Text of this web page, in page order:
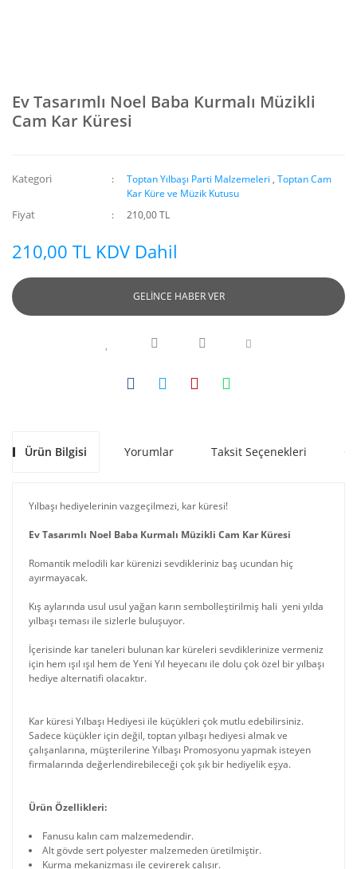
Ev Tasarımlı Noel Baba Kurmalı Müzikli
Cam Kar Küresi
Kategori Toptan Yılbaşı Parti Malzemeleri ,Toptan Cam
Kar Küre ve Müzik Kutusu
Fiyat 210,00 TL
210,00 TL KDV Dahil
GELİNCE HABER VER
Ürün Bilgisi Yorumlar Taksit Seçenekleri
Yılbaşı hediyelerinin vazgeçilmezi, kar küresi!
Ev Tasarımlı Noel Baba Kurmalı Müzikli Cam Kar Küresi
Romantik melodili kar kürenizi sevdikleriniz baş ucundan hiç
ayırmayacak.
Kış aylarında usul usul yağan karın sembolleştirilmiş hali yeni yılda
yılbaşı teması ile sizlerle buluşuyor.
İçerisinde kar taneleri bulunan kar küreleri sevdiklerinize vermeniz
için hem ışıl ışıl hem de Yeni Yıl heyecanı ile dolu çok özel bir yılbaşı
hediye alternatifi olacaktır.
Kar küresi Yılbaşı Hediyesi ile küçükleri çok mutlu edebilirsiniz.
Sadece küçükler için değil, toptan yılbaşı hediyesi almak ve
çalışanlarına, müşterilerine Yılbaşı Promosyonu yapmak isteyen
firmalarında değerlendirebileceği çok şık bir hediyelik eşya.
Ürün Özellikleri:
Fanusu kalın cam malzemedendir.
Alt gövde sert polyester malzemeden üretilmiştir.
Kurma mekanizması ile çevirerek çalışır.